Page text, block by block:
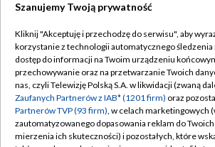
TVP
Abonament TVP
Emisja w TVP
Centrum informacji TVP
Naziemna Telewizja Cyfrowa
Regulamin TVP
Polityka
Moje zgody
Pomoc
Szanujemy Twoją prywatność
Kliknij "Akceptuję i przechodzę do serwisu", aby
korzystanie z technologii automatycznego śledzenia
dostęp do informacji na Twoim urządzeniu
przechowywanie oraz na przetwarzanie Twoich
nas, czyli Telewizję Polską S.A. w likwidacji (zwaną
Zaufanych Partnerów z IAB* (1201 firm) oraz
Partnerów TVP (93 firm), w celach marketingowych
zautomatyzowanego dopasowania reklam do
mierzenia ich skuteczności) i pozostałych, które